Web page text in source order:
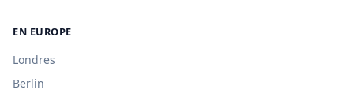
EN EUROPE
Londres
Berlin